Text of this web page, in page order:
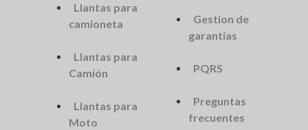
Llantas para
camioneta
Llantas para
Camión
Llantas para
Moto
Gestion de
garantias
PQRS
Preguntas
frecuentes